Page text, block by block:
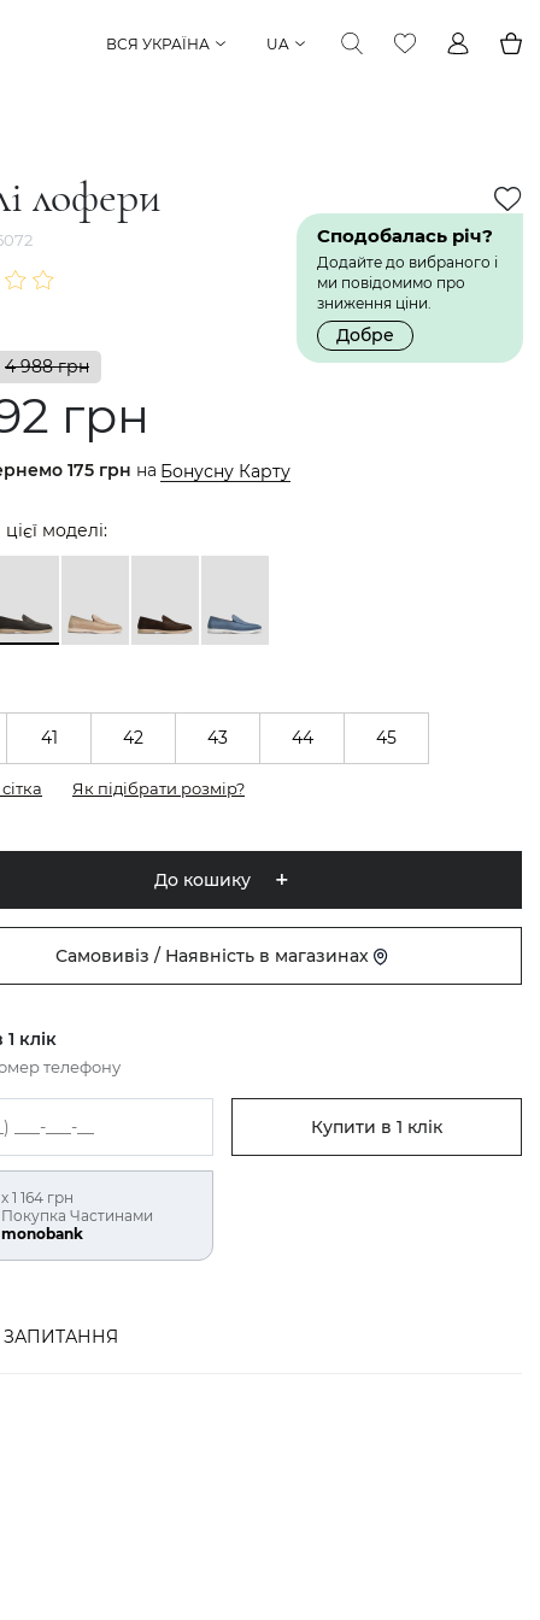
ВСЯ УКРАЇНА UA
лофери
Сподобалась річ?
Додайте до вибраного і
ми повідомимо про
зниження ціни.
Добре
4 988 грн
грн
175 грн на Бонусну Карту
моделі:
41 42 43 44 45
Як підібрати розмір?
До кошику
Самовивіз / Наявність в магазинах
клік
телефону
Купити в 1 клік
х 1 164 грн
Покупка Частинами
monobank
ЗАПИТАННЯ